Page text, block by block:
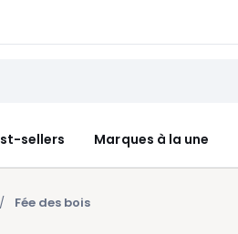
sellers Marques à la une
Fée des bois